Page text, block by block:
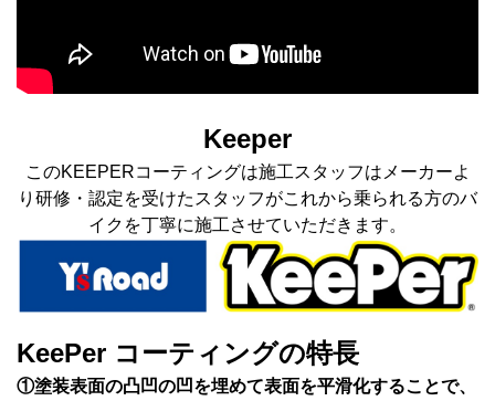
Keeper
このKEEPERコーティングは施工スタッフはメーカーよ
り研修・認定を受けたスタッフがこれから乗られる方のバ
イクを丁寧に施工させていただきます。
KeePer コーティングの特長
①塗装表面の凸凹の凹を埋めて表面を平滑化することで、